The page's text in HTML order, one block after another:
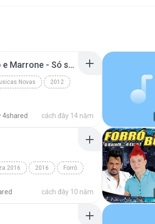
Garota Safada e Bruno e Marrone - Só sei te Amar.mp3
Novas 2012
4shared cách đây 14 năm
2016 2016 Forró
cách đây 10 năm